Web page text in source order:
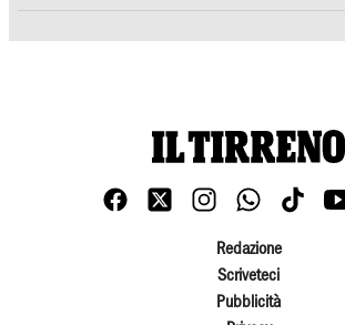
Redazione
Scriveteci
Pubblicità